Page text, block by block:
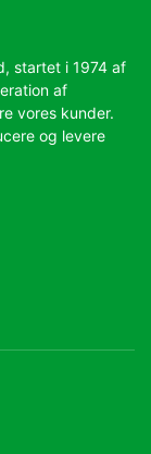
startet i 1974 af
af
vores kunder.
og levere